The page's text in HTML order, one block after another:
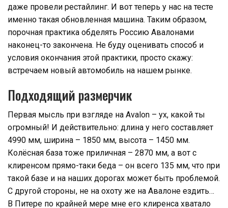
даже провели рестайлинг. И вот теперь у нас на тесте
именно такая обновленная машина. Таким образом,
порочная практика обделять Россию Авалонами
наконец-то закончена. Не буду оценивать способ и
условия окончания этой практики, просто скажу:
встречаем новый автомобиль на нашем рынке.
Подходящий размерчик
Первая мысль при взгляде на Avalon – ух, какой ты
огромный! И действительно: длина у него составляет
4990 мм, ширина – 1850 мм, высота – 1450 мм.
Колёсная база тоже приличная – 2870 мм, а вот с
клиренсом прямо-таки беда – он всего 135 мм, что при
такой базе и на наших дорогах может быть проблемой.
С другой стороны, не на охоту же на Авалоне ездить…
В Питере по крайней мере мне его клиренса хватало